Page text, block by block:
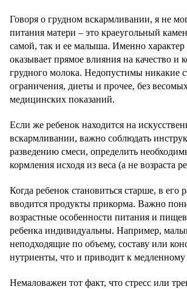
Говоря о грудном вскармливании, я не
питания матери – это краеугольный
самой, так и ее малыша. Именно
оказывает прямое влияния на качество и
грудного молока. Недопустимы никакие
ограничения, диеты и прочее, без
медицинских показаний.
Если же ребенок находится на
вскармливании, важно соблюдать
разведению смеси, определить
кормления исходя из веса (а не возраста
Когда ребенок становиться старше, в его
вводится продукты прикорма. Важно
возрастные особенности питания и
ребенка индивидуальны. Например,
неподходящие по объему, составу или
нутриенты, что и приводит к медленному
Немаловажен тот факт, что стресс или